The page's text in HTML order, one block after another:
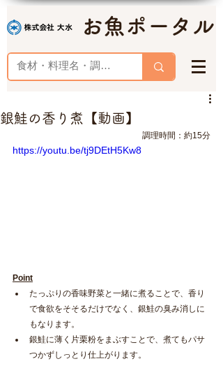
お魚ポータル
銀鮭の香り煮【動画】
調理時間：約15分
https://youtu.be/tj9DEtH5Kw8
Point
たっぷりの香味野菜と一緒に煮ることで、香り
で食欲をそそるだけでなく、銀鮭の臭み消しに
もなります。
銀鮭に薄く片栗粉をまぶすことで、煮てもパサ
つかずしっとり仕上がります。